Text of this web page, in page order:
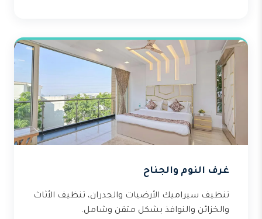
غرف النوم والجناح
تنظيف سيراميك الأرضيات والجدران، تنظيف الأثاث
والخزائن والنوافذ بشكل متقن وشامل.